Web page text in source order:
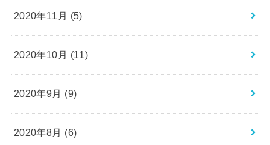
2020年11月 (5)
2020年10月 (11)
2020年9月 (9)
2020年8月 (6)